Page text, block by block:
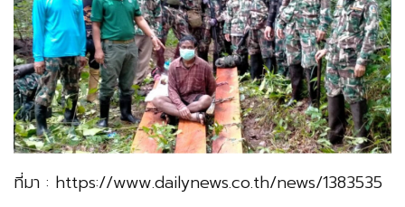
ที่มา : https://www.dailynews.co.th/news/1383535